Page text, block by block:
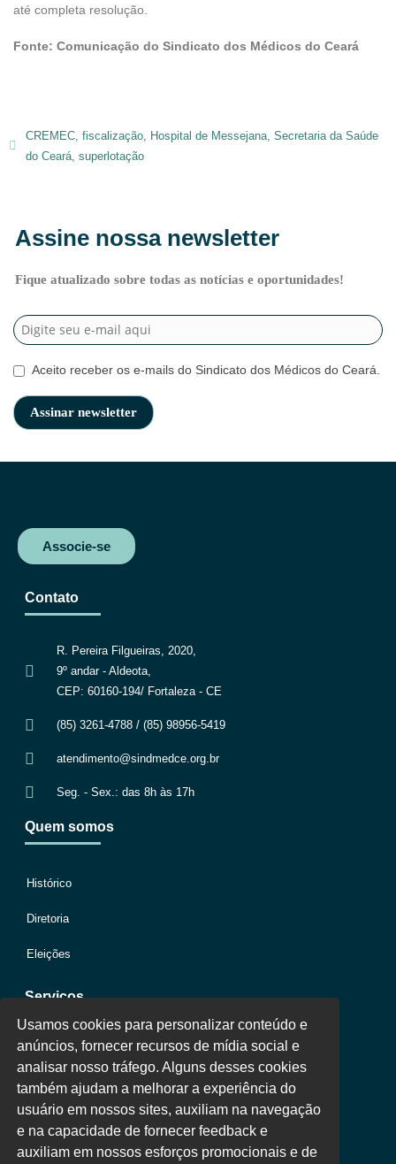
até completa resolução.
Fonte: Comunicação do Sindicato dos Médicos do Ceará
CREMEC, fiscalização, Hospital de Messejana, Secretaria da Saúde
do Ceará, superlotação
Assine nossa newsletter
Fique atualizado sobre todas as notícias e oportunidades!
Aceito receber os e-mails do Sindicato dos Médicos do Ceará.
Associe-se
Contato
R. Pereira Filgueiras, 2020,
9º andar - Aldeota,
CEP: 60160-194/ Fortaleza - CE
(85) 3261-4788 / (85) 98956-5419
atendimento@sindmedce.org.br
Seg. - Sex.: das 8h às 17h
Quem somos
Histórico
Diretoria
Eleições
Serviços
Jurídico
Oportunidades
Clube de Vantagens
Área Colaborador
Usamos cookies para personalizar conteúdo e
anúncios, fornecer recursos de mídia social e
analisar nosso tráfego. Alguns desses cookies
também ajudam a melhorar a experiência do
usuário em nossos sites, auxiliam na navegação
e na capacidade de fornecer feedback e
auxiliam em nossos esforços promocionais e de